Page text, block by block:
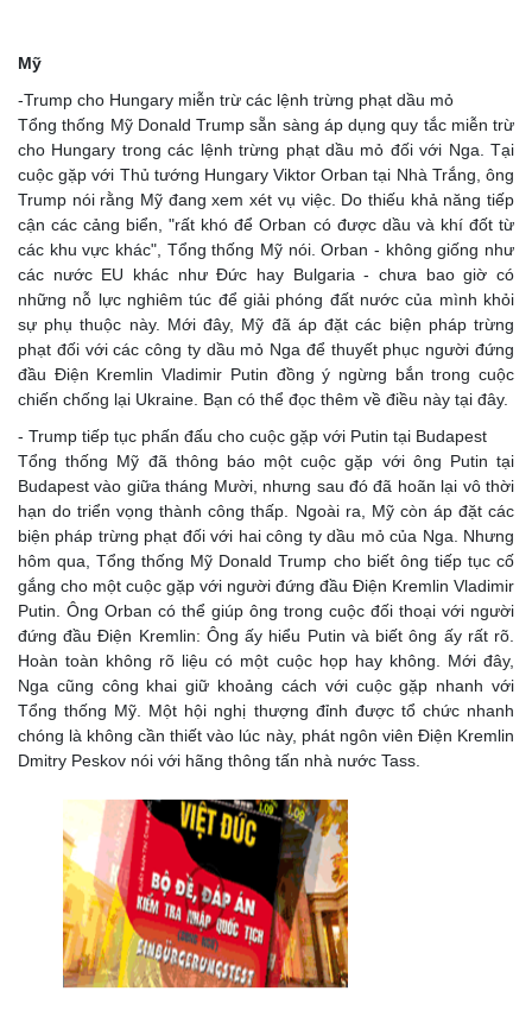
Mỹ
-Trump cho Hungary miễn trừ các lệnh trừng phạt dầu mỏ
Tổng thống Mỹ Donald Trump sẵn sàng áp dụng quy tắc miễn trừ
cho Hungary trong các lệnh trừng phạt dầu mỏ đối với Nga. Tại
cuộc gặp với Thủ tướng Hungary Viktor Orban tại Nhà Trắng, ông
Trump nói rằng Mỹ đang xem xét vụ việc. Do thiếu khả năng tiếp
cận các cảng biển, "rất khó để Orban có được dầu và khí đốt từ
các khu vực khác", Tổng thống Mỹ nói. Orban - không giống như
các nước EU khác như Đức hay Bulgaria - chưa bao giờ có
những nỗ lực nghiêm túc để giải phóng đất nước của mình khỏi
sự phụ thuộc này. Mới đây, Mỹ đã áp đặt các biện pháp trừng
phạt đối với các công ty dầu mỏ Nga để thuyết phục người đứng
đầu Điện Kremlin Vladimir Putin đồng ý ngừng bắn trong cuộc
chiến chống lại Ukraine. Bạn có thể đọc thêm về điều này tại đây.
- Trump tiếp tục phấn đấu cho cuộc gặp với Putin tại Budapest
Tổng thống Mỹ đã thông báo một cuộc gặp với ông Putin tại
Budapest vào giữa tháng Mười, nhưng sau đó đã hoãn lại vô thời
hạn do triển vọng thành công thấp. Ngoài ra, Mỹ còn áp đặt các
biện pháp trừng phạt đối với hai công ty dầu mỏ của Nga. Nhưng
hôm qua, Tổng thống Mỹ Donald Trump cho biết ông tiếp tục cố
gắng cho một cuộc gặp với người đứng đầu Điện Kremlin Vladimir
Putin. Ông Orban có thể giúp ông trong cuộc đối thoại với người
đứng đầu Điện Kremlin: Ông ấy hiểu Putin và biết ông ấy rất rõ.
Hoàn toàn không rõ liệu có một cuộc họp hay không. Mới đây,
Nga cũng công khai giữ khoảng cách với cuộc gặp nhanh với
Tổng thống Mỹ. Một hội nghị thượng đỉnh được tổ chức nhanh
chóng là không cần thiết vào lúc này, phát ngôn viên Điện Kremlin
Dmitry Peskov nói với hãng thông tấn nhà nước Tass.